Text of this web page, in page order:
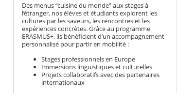
Des menus “cuisine du monde” aux stages à
l’étranger, nos élèves et étudiants explorent les
cultures par les saveurs, les rencontres et les
expériences concrètes. Grâce au programme
ERASMUS+, ils bénéficient d’un accompagnement
personnalisé pour partir en mobilité :
Stages professionnels en Europe
Immersions linguistiques et culturelles
Projets collaboratifs avec des partenaires
internationaux